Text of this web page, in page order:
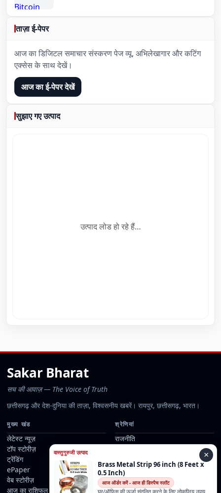
×
वास्तुगुरुजी उत्पाद
Brass Metal Strip 96 inch (8 Feet x
0.5 Inch)
आज ऑर्डर करें - आज ही डिस्पैच स्लॉट
घर/ऑफिस की ऊर्जा संतुलित करने के लिए लोकप्रिय उपाय
ताज़ा ई-पेपर
आज का डिजिटल समाचार संस्करण पेज व्यू, अभिलेखागार और कटिंग
एक्सेस के साथ देखें।
आज का ई-पेपर देखें
सुझाए गए उत्पाद
उत्पाद लोड हो रहे हैं…
Sakar Bharat
सच की आवाज़ — The Voice of Truth
छत्तीसगढ़ और देश-दुनिया की ताज़ा, विश्वसनीय खबरें। रायपुर, छत्तीसगढ़, भारत।
मुख्य खंड
लेटेस्ट न्यूज़
टॉप स्टोरीज़
ट्रेंडिंग
ePaper
वेब स्टोरीज़
आज का राशिफल
श्रेणियां
राजनीति
मनोरंजन
खेल
धर्म